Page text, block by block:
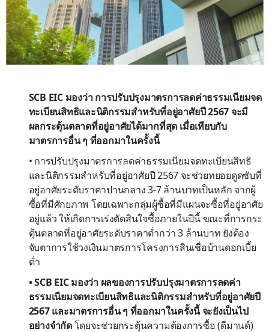
SCB EIC มองว่า การปรับปรุงมาตรการลดค่าธรรมเนียมจด
ทะเบียนสิทธิและนิติกรรมสำหรับที่อยู่อาศัยปี 2567 จะมี
ผลกระตุ้นตลาดที่อยู่อาศัยได้มากที่สุด เมื่อเทียบกับ
มาตรการอื่น ๆ ที่ออกมาในครั้งนี้
• การปรับปรุงมาตรการลดค่าธรรมเนียมจดทะเบียนสิทธิ
และนิติกรรมสำหรับที่อยู่อาศัยปี 2567 จะช่วยทยอยดูดซับที่
อยู่อาศัยระดับราคาปานกลาง 3-7 ล้านบาทเป็นหลัก จากผู้
ซื้อที่มีศักยภาพ โดยเฉพาะกลุ่มผู้ซื้อที่มีแผนจะซื้อที่อยู่อาศัย
อยู่แล้ว ให้เกิดการเร่งตัดสินใจซื้อภายในปีนี้ ขณะที่การกระ
ตุ้นตลาดที่อยู่อาศัยระดับราคาต่ำกว่า 3 ล้านบาท ยังต้อง
จับตาการใช้วงเงินมาตรการโครงการสินเชื่อบ้านดอกเบี้ย
ต่ำ
• SCB EIC มองว่า ผลของการปรับปรุงมาตรการลดค่า
ธรรมเนียมจดทะเบียนสิทธิและนิติกรรมสำหรับที่อยู่อาศัยปี
2567 และมาตรการอื่น ๆ ที่ออกมาในครั้งนี้ จะยังเป็นไป
อย่างจำกัดโดยจะช่วยกระตุ้นความต้องการซื้อ (ดีมานด์)